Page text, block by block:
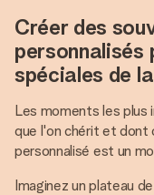
Créer des
personnalisés
spéciales de
Les moments les
que l'on chérit et dont
personnalisé est un
Imaginez un plateau